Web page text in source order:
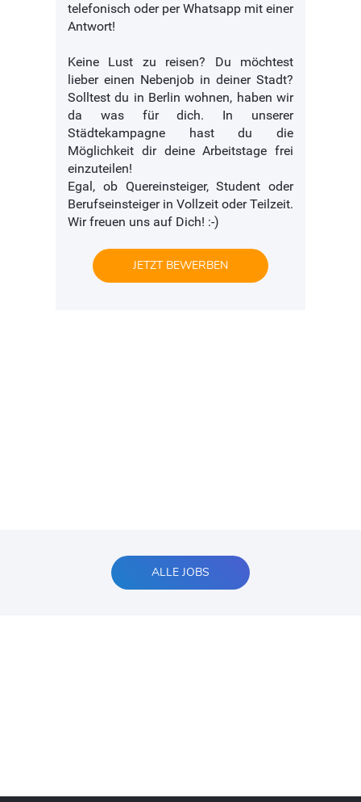
telefonisch oder per Whatsapp mit einer
Antwort!
Keine Lust zu reisen? Du möchtest
lieber einen Nebenjob in deiner Stadt?
Solltest du in Berlin wohnen, haben wir
da was für dich. In unserer
Städtekampagne hast du die
Möglichkeit dir deine Arbeitstage frei
einzuteilen!
Egal, ob Quereinsteiger, Student oder
Berufseinsteiger in Vollzeit oder Teilzeit.
Wir freuen uns auf Dich! :-)
JETZT BEWERBEN
ALLE JOBS